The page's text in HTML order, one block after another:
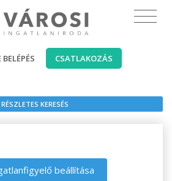
CSATLAKOZÁS
RÉSZLETES KERESÉS
beállítása